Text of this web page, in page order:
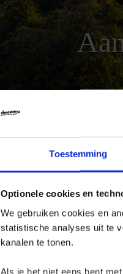
Toestemming
Optionele cookies en
We gebruiken cookies en
statistische analyses uit te
kanalen te tonen.
Als je het niet eens bent
Bij